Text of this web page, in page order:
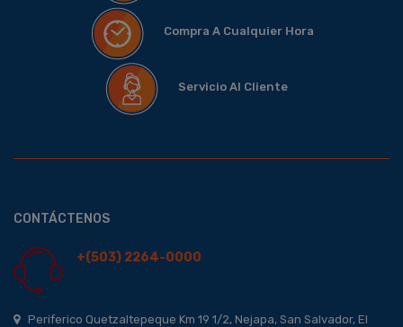
Compra A Cualquier Hora
Servicio Al Cliente
CONTÁCTENOS
+(503) 2264-0000
Periferico Quetzaltepeque Km 19 1/2, Nejapa, San Salvador, El